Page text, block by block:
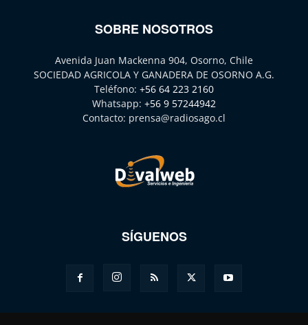
SOBRE NOSOTROS
Avenida Juan Mackenna 904, Osorno, Chile
SOCIEDAD AGRICOLA Y GANADERA DE OSORNO A.G.
Teléfono: +56 64 223 2160
Whatsapp: +56 9 57244942
Contacto: prensa@radiosago.cl
SÍGUENOS